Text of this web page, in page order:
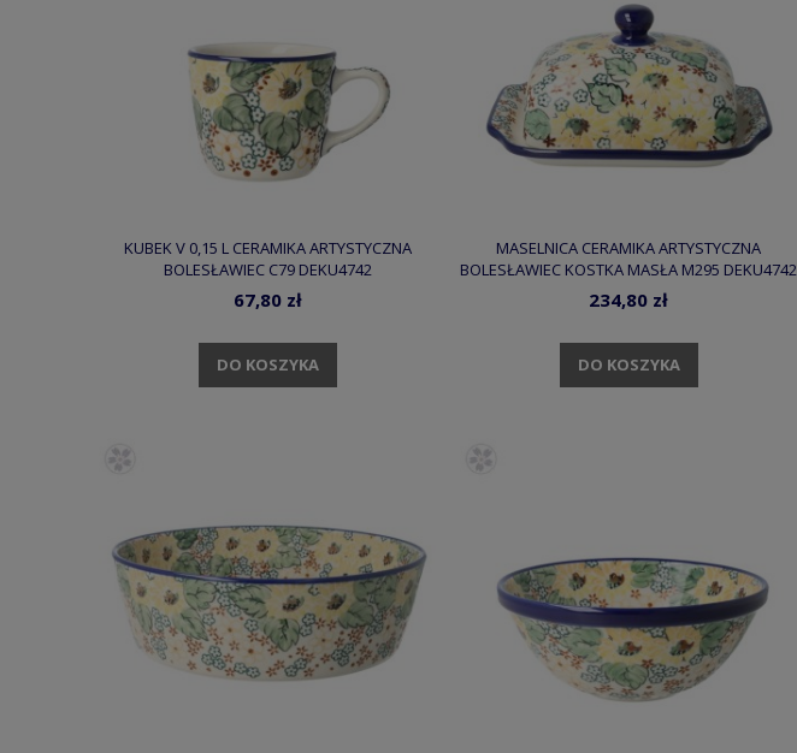
KUBEK V 0,15 L CERAMIKA ARTYSTYCZNA
BOLESŁAWIEC C79 DEKU4742
67,80 zł
DO KOSZYKA
MASELNICA CERAMIKA ARTYSTYCZNA
BOLESŁAWIEC KOSTKA MASŁA M295 DEKU4742
234,80 zł
DO KOSZYKA